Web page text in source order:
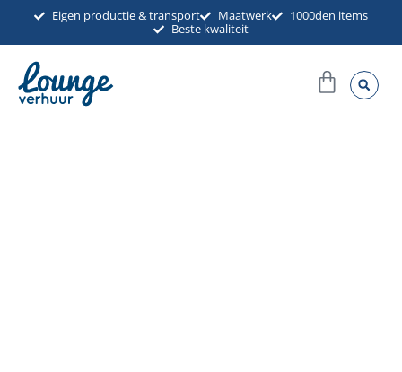
inhoud
Eigen productie & transport Maatwerk
1000den items
Beste kwaliteit